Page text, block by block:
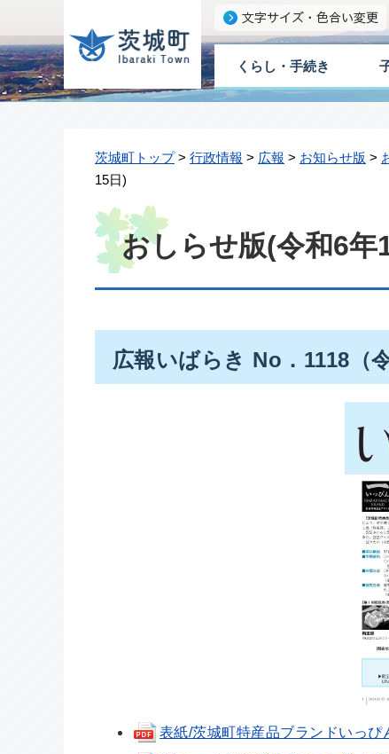
くらし・手続き
茨城町トップ> 行政情報 > 広報 > お知らせ版 >
15日)
おしらせ版(令和6年
広報いばらき No．1118（
表紙/茨城町特産品ブランドいっ